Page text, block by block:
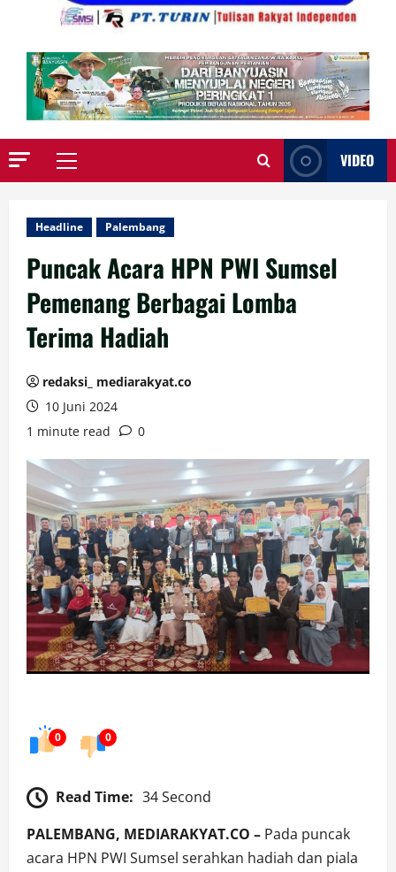
Primary
VIDEO
Headline Palembang
Puncak Acara HPN PWI Sumsel
Pemenang Berbagai Lomba
Terima Hadiah
redaksi_ mediarakyat.co
10 Juni 2024
1 minute read
0
0 0
Read Time: 34 Second
PALEMBANG, MEDIARAKYAT.CO – Pada puncak
acara HPN PWI Sumsel serahkan hadiah dan piala